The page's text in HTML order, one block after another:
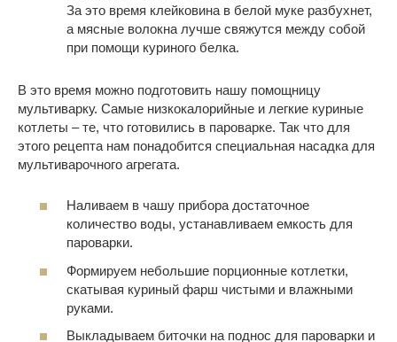
За это время клейковина в белой муке разбухнет,
а мясные волокна лучше свяжутся между собой
при помощи куриного белка.
В это время можно подготовить нашу помощницу
мультиварку. Самые низкокалорийные и легкие куриные
котлеты – те, что готовились в пароварке. Так что для
этого рецепта нам понадобится специальная насадка для
мультиварочного агрегата.
Наливаем в чашу прибора достаточное
количество воды, устанавливаем емкость для
пароварки.
Формируем небольшие порционные котлетки,
скатывая куриный фарш чистыми и влажными
руками.
Выкладываем биточки на поднос для пароварки и